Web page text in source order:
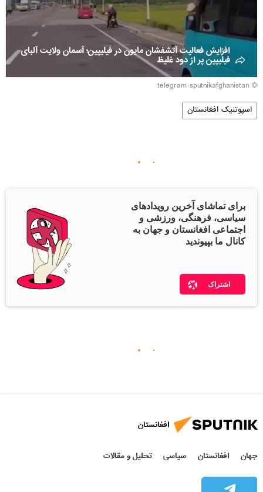
افزایش فعالیت آتشفشان مایون در فیلیپین؛ آسمان ولایت آلبای
فیلیپین پر از دود غلیظ
© telegram sputnikafghanistan
اسپوتنیک افغانستان
برای تماشای آخرین رویدادهای
سیاسی، فرهنگی، ورزشی و
اجتماعی افغانستان و جهان به
کانال ما بپیوندید
اشتراک
افغانستان
جهان افغانستان سیاسی تحلیل و مقالات